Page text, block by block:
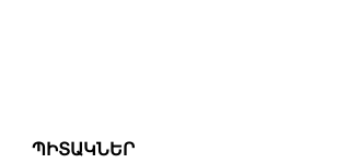
ՊԻՏԱԿՆԵՐ